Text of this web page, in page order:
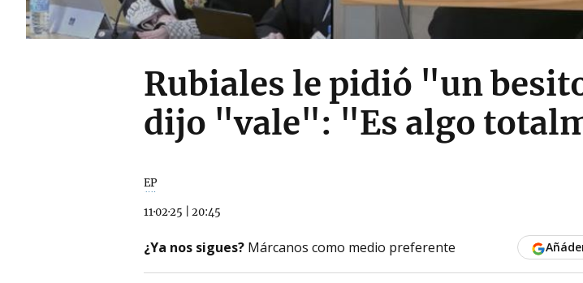
Rubiales le pidió "un
dijo "vale": "Es algo
EP
11·02·25 20:45
¿Ya nos sigues? Márcanos como medio preferente